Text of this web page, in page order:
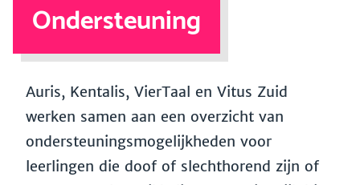
Ondersteuning
Auris, Kentalis, VierTaal en Vitus Zuid
werken samen aan een overzicht van
ondersteuningsmogelijkheden voor
leerlingen die doof of slechthorend zijn of